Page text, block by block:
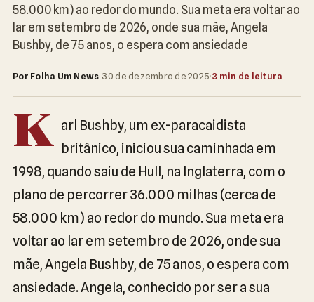
58.000 km) ao redor do mundo. Sua meta era voltar ao
lar em setembro de 2026, onde sua mãe, Angela
Bushby, de 75 anos, o espera com ansiedade
Por Folha Um News· 30 de dezembro de 2025·3 min de leitura
K arl Bushby, um ex-paracaidista
britânico, iniciou sua caminhada em
1998, quando saiu de Hull, na Inglaterra, com o
plano de percorrer 36.000 milhas (cerca de
58.000 km) ao redor do mundo. Sua meta era
voltar ao lar em setembro de 2026, onde sua
mãe, Angela Bushby, de 75 anos, o espera com
ansiedade. Angela, conhecido por ser a sua